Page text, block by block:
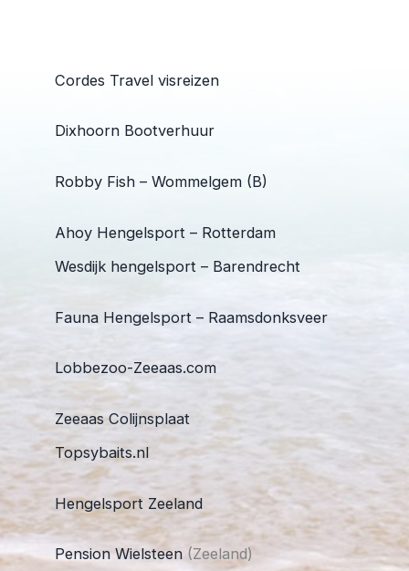
Cordes Travel visreizen
Dixhoorn Bootverhuur
Robby Fish – Wommelgem (B)
Ahoy Hengelsport – Rotterdam
Wesdijk hengelsport – Barendrecht
Fauna Hengelsport – Raamsdonksveer
Lobbezoo-Zeeaas.com
Zeeaas Colijnsplaat
Topsybaits.nl
Hengelsport Zeeland
Pension Wielsteen (Zeeland)